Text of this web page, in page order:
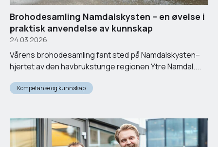
Brohodesamling Namdalskysten – en øvelse i
praktisk anvendelse av kunnskap
24.03.2026
Vårens brohodesamling fant sted på Namdalskysten–
hjertet av den havbrukstunge regionen Ytre Namdal....
Kompetanse og kunnskap